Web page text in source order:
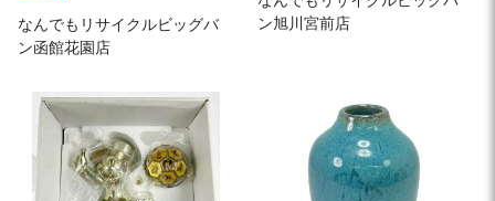
なんでもリサイクルビッグバ
ン函館花園店
ン旭川宮前店